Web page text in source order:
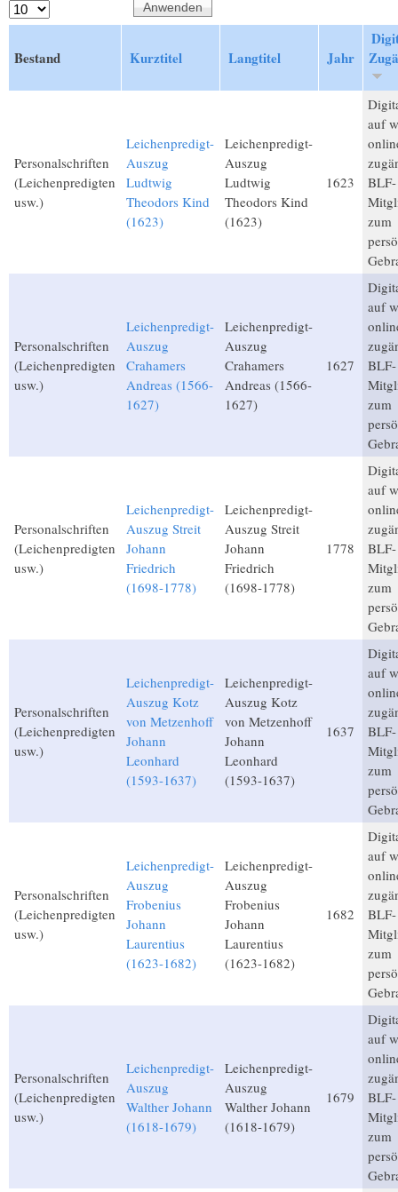
Bestand Kurztitel Langtitel Jahr
Personalschriften
(Leichenpredigten
usw.)
Leichenpredigt-
Auszug
Ludtwig
Theodors Kind
(1623)
Leichenpredigt-
Auszug
Ludtwig
Theodors Kind
(1623)
1623
auf
BLF-
zum
Personalschriften
(Leichenpredigten
usw.)
Leichenpredigt-
Auszug
Crahamers
Andreas (1566-
1627)
Leichenpredigt-
Auszug
Crahamers
Andreas (1566-
1627)
1627
auf
BLF-
zum
Personalschriften
(Leichenpredigten
usw.)
Leichenpredigt-
Auszug Streit
Johann
Friedrich
(1698-1778)
Leichenpredigt-
Auszug Streit
Johann
Friedrich
(1698-1778)
1778
auf
BLF-
zum
Personalschriften
(Leichenpredigten
usw.)
Leichenpredigt-
Auszug Kotz
von Metzenhoff
Johann
Leonhard
(1593-1637)
Leichenpredigt-
Auszug Kotz
von Metzenhoff
Johann
Leonhard
(1593-1637)
1637
auf
BLF-
zum
Personalschriften
(Leichenpredigten
usw.)
Leichenpredigt-
Auszug
Frobenius
Johann
Laurentius
(1623-1682)
Leichenpredigt-
Auszug
Frobenius
Johann
Laurentius
(1623-1682)
1682
auf
BLF-
zum
Personalschriften
(Leichenpredigten
usw.)
Leichenpredigt-
Auszug
Walther Johann
(1618-1679)
Leichenpredigt-
Auszug
Walther Johann
(1618-1679)
1679
auf
BLF-
zum